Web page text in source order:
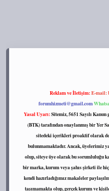
Reklam ve İletişim:E-mail:
forumhizmeti@gmail.com
Yasal Uyarı:Sitemiz, 5651 Sayılı
(BTK) tarafından onaylanmış bir Yer
sitedeki içerikleri proaktif olarak
bulunmamaktadır. Ancak, üyelerimiz
olup, siteye üye olarak bu sorumluluğu
bir marka, kurum veya şahıs şirketi ile
kendi hazırladığımız makaleler
taşımamakta olup, gerçek kurum ve